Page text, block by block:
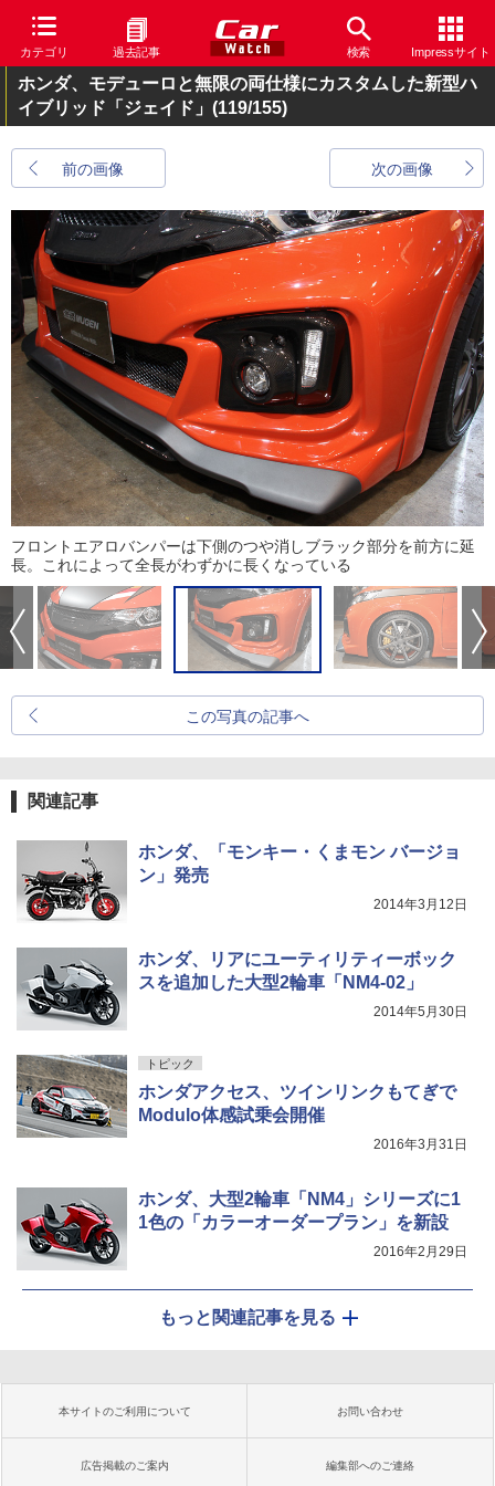
カテゴリ 過去記事 検索 Impressサイト
ホンダ、モデューロと無限の両仕様にカスタムした新型ハ
イブリッド「ジェイド」 (119/155)
前の画像 次の画像
フロントエアロバンパーは下側のつや消しブラック部分を前方に延
長。これによって全長がわずかに長くなっている
この写真の記事へ
関連記事
ホンダ、「モンキー・くまモン バージョ
ン」発売
2014年3月12日
ホンダ、リアにユーティリティーボック
スを追加した大型2輪車「NM4-02」
2014年5月30日
トピック
ホンダアクセス、ツインリンクもてぎで
Modulo体感試乗会開催
2016年3月31日
ホンダ、大型2輪車「NM4」シリーズに1
1色の「カラーオーダープラン」を新設
2016年2月29日
もっと関連記事を見る
本サイトのご利用について お問い合わせ
広告掲載のご案内 編集部へのご連絡